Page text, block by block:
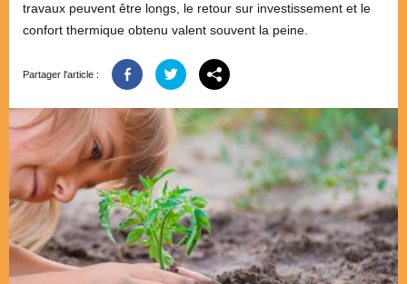
travaux peuvent être longs, le retour sur investissement et le
confort thermique obtenu valent souvent la peine.
Partager l'article :